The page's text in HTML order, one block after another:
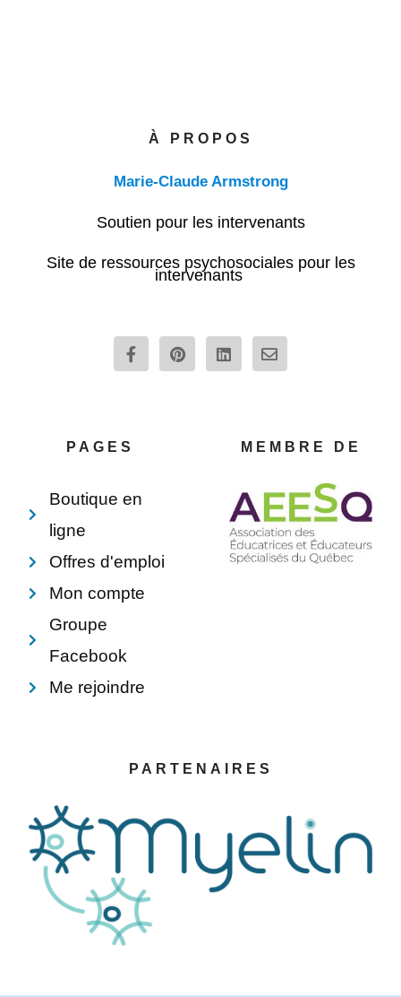
À PROPOS
Marie-Claude Armstrong
Soutien pour les intervenants
Site de ressources psychosociales pour les
intervenants
F
a
c
P
i
n
L
i
n
E
n
v
p
e
PAGES
Boutique en
ligne
Offres d'emploi
Mon compte
Groupe
Facebook
Me rejoindre
MEMBRE DE
PARTENAIRES